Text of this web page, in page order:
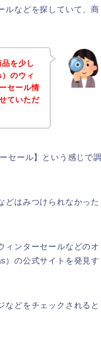
ルなどを探していて、商
を少し
のウィ
セール情
ていただ
セール】という感じで調
どはみつけられなかった
ィンターセールなどのオ
）の公式サイトを発見す
などをチェックされると